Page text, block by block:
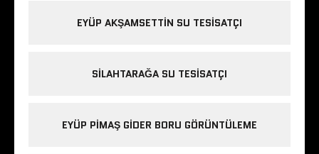
EYÜP AKŞAMSETTIN SU TESISATÇI
SILAHTARAĞA SU TESISATÇI
EYÜP PIMAŞ GIDER BORU GÖRÜNTÜLEME